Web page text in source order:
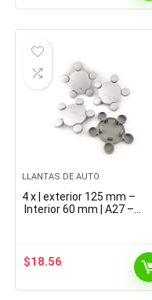
LLANTAS DE AUTO
4 x | exterior 125 mm –
Interior 60 mm | A27 –
$18.56